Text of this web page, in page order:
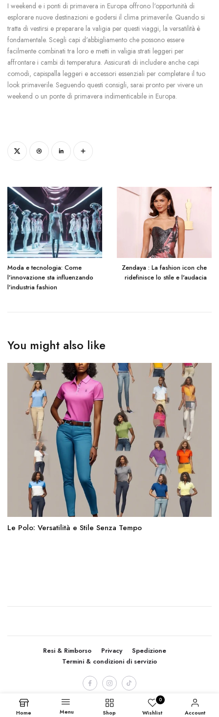
I weekend e i ponti di primavera in Europa offrono l'opportunità di
esplorare nuove destinazioni e godersi il clima primaverile. Quando si
tratta di vestirsi e preparare la valigia per questi viaggi, la versatilità è
fondamentale. Scegli capi d'abbigliamento che possono essere
facilmente combinati tra loro e metti in valigia strati leggeri per
affrontare i cambi di temperatura. Assicurati di includere anche capi
comodi, capispalla leggeri e accessori essenziali per completare il tuo
look primaverile. Seguendo questi consigli, sarai pronto per vivere un
weekend o un ponte di primavera indimenticabile in Europa.
Moda e tecnologia: Come
l'innovazione sta influenzando
l'industria fashion
Zendaya : La fashion icon che
ridefinisce lo stile e l'audacia
You might also like
Le Polo: Versatilità e Stile Senza Tempo
Resi & Rimborso Privacy
Spedizione
Termini & condizioni di servizio
Home Menu Shop
0
Wishlist Account